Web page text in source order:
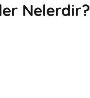
Nelerdir?